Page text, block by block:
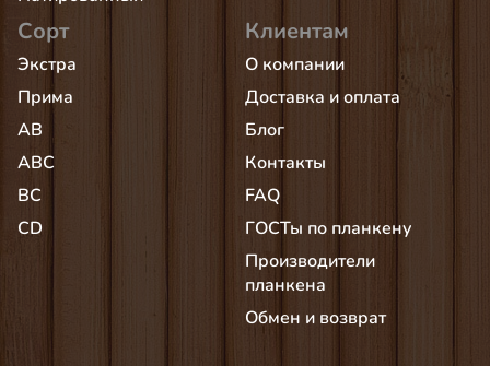
Сорт
Экстра
Прима
AB
АВС
BC
CD
Клиентам
О компании
Доставка и оплата
Блог
Контакты
FAQ
ГОСТы по планкену
Производители
планкена
Обмен и возврат